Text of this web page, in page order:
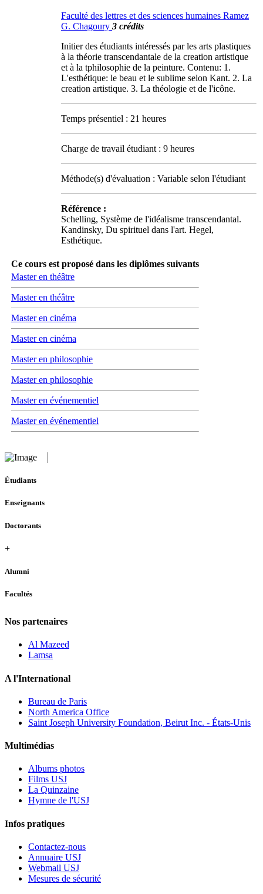
Faculté des lettres et des sciences humaines Ramez
G. Chagoury 3 crédits
Initier des étudiants intéressés par les arts plastiques
à la théorie transcendantale de la creation artistique
et à la tphilosophie de la peinture. Contenu: 1.
L'esthétique: le beau et le sublime selon Kant. 2. La
creation artistique. 3. La théologie et de l'icône.
Temps présentiel : 21 heures
Charge de travail étudiant : 9 heures
Méthode(s) d'évaluation : Variable selon l'étudiant
Référence :
Schelling, Système de l'idéalisme transcendantal.
Kandinsky, Du spirituel dans l'art. Hegel,
Esthétique.
Ce cours est proposé dans les diplômes suivants
Master en théâtre
Master en théâtre
Master en cinéma
Master en cinéma
Master en philosophie
Master en philosophie
Master en événementiel
Master en événementiel
Étudiants
Enseignants
Doctorants
+
Alumni
Facultés
Nos partenaires
Al Mazeed
Lamsa
A l'International
Bureau de Paris
North America Office
Saint Joseph University Foundation, Beirut Inc. - États-Unis
Multimédias
Albums photos
Films USJ
La Quinzaine
Hymne de l'USJ
Infos pratiques
Contactez-nous
Annuaire USJ
Webmail USJ
Mesures de sécurité